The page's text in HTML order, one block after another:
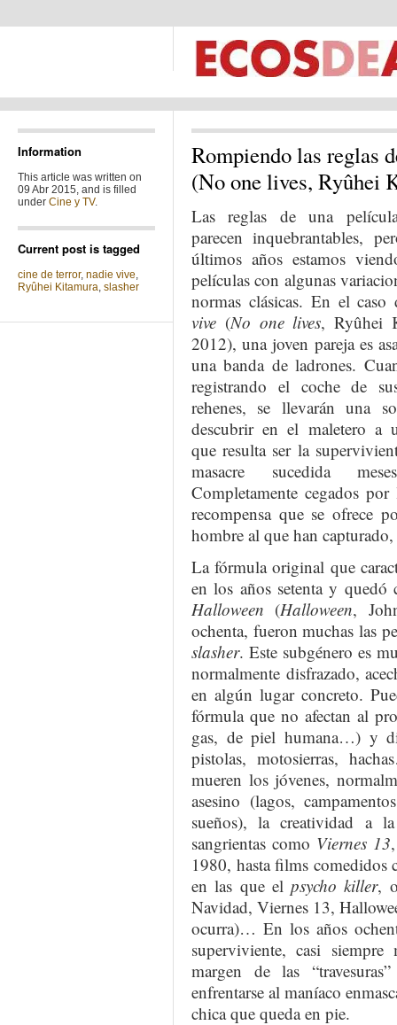
Information
This article was written on
09 Abr 2015, and is filled
under Cine y TV.
Current post is tagged
cine de terror, nadie vive,
Ryûhei Kitamura, slasher
Rompiendo las reglas
(No one lives, Ryûhei
Las reglas de una
parecen inquebrantables,
últimos años estamos
películas con algunas
normas clásicas. En el
vive (No one lives, Ryûhei
2012), una joven pareja es
una banda de ladrones.
registrando el coche de
rehenes, se llevarán una
descubrir en el maletero a
que resulta ser la
masacre sucedida
Completamente cegados
recompensa que se ofrece
hombre al que han
La fórmula original que
en los años setenta y quedó
Halloween (Halloween,
ochenta, fueron muchas las
slasher. Este subgénero es
normalmente disfrazado,
en algún lugar concreto.
fórmula que no afectan al
gas, de piel humana…) y
pistolas, motosierras,
mueren los jóvenes,
asesino (lagos,
sueños), la creatividad a
sangrientas como Viernes 13
1980, hasta films comedidos
en las que elpsycho killer,
Navidad, Viernes 13,
ocurra)… En los años
superviviente, casi
margen de las
enfrentarse al maníaco
chica que queda en pie.